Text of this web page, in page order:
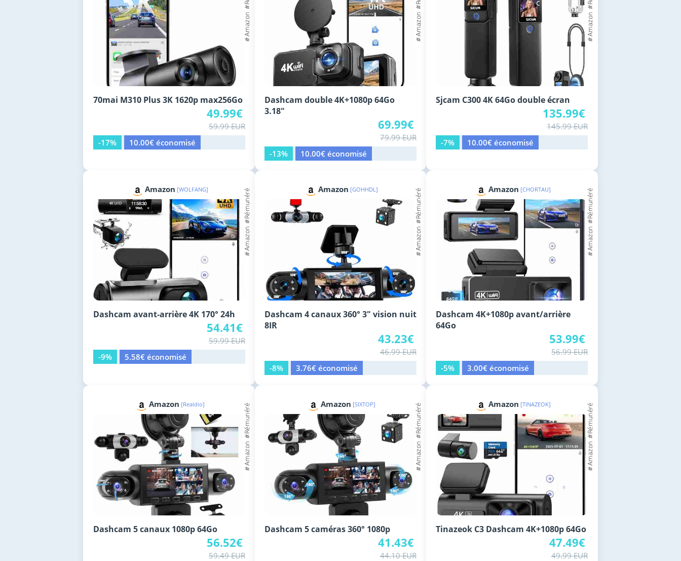
70mai M310 Plus 3K 1620p max256Go
49.99€
59.99 EUR
-17%
10.00€ économisé
Dashcam double 4K+1080p 64Go
3.18"
69.99€
79.99 EUR
-13%
10.00€ économisé
Sjcam C300 4K 64Go double écran
135.99€
145.99 EUR
-7%
10.00€ économisé
Amazon [WOLFANG]
Dashcam avant-arrière 4K 170° 24h
54.41€
59.99 EUR
-9%
5.58€ économisé
Amazon [GOHHDL]
Dashcam 4 canaux 360° 3" vision nuit
8IR
43.23€
46.99 EUR
-8%
3.76€ économisé
Amazon [CHORTAU]
Dashcam 4K+1080p avant/arrière
64Go
53.99€
56.99 EUR
-5%
3.00€ économisé
Amazon [Realdio]
Dashcam 5 canaux 1080p 64Go
56.52€
59.49 EUR
Amazon [SIXTOP]
Dashcam 5 caméras 360° 1080p
41.43€
44.10 EUR
Amazon [TINAZEOK]
Tinazeok C3 Dashcam 4K+1080p 64Go
47.49€
49.99 EUR